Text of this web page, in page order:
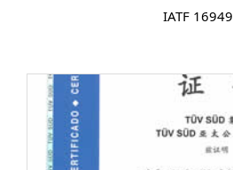
IATF 16949